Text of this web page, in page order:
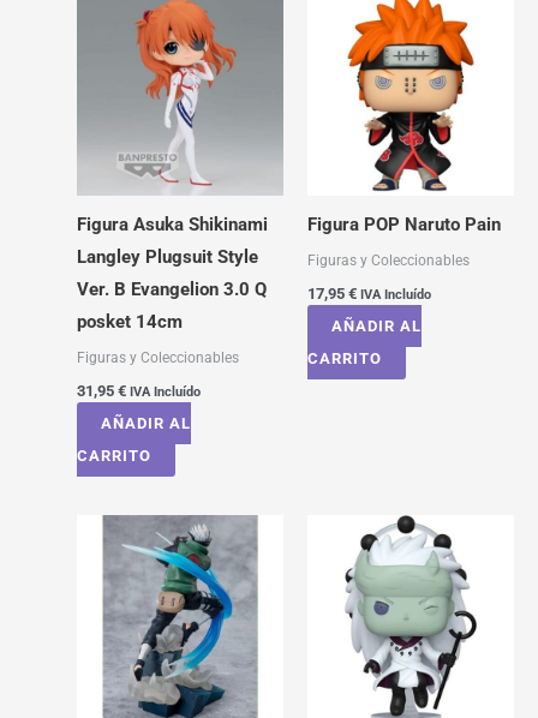
Figura Asuka Shikinami
Langley Plugsuit Style
Ver. B Evangelion 3.0 Q
posket 14cm
Figuras y Coleccionables
31,95 € IVA Incluído
AÑADIR AL
CARRITO
Figura POP Naruto Pain
Figuras y Coleccionables
17,95 € IVA Incluído
AÑADIR AL
CARRITO